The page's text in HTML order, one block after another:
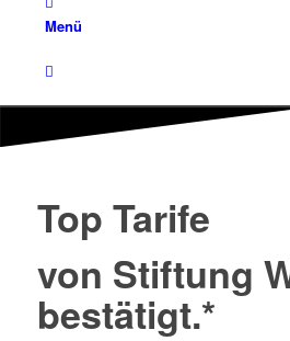
Menü
Top Tarife
von Stiftung
bestätigt.*